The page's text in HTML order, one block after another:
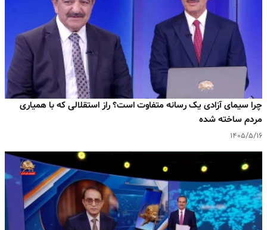
چرا سیمای آزادی یک رسانه متفاوت است؟ راز استقلالی که با همیاری
مردم ساخته شده
۱۴۰۵/۵/۱۶